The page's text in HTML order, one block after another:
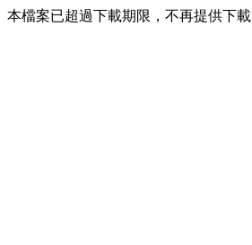
本檔案已超過下載期限，不再提供下載